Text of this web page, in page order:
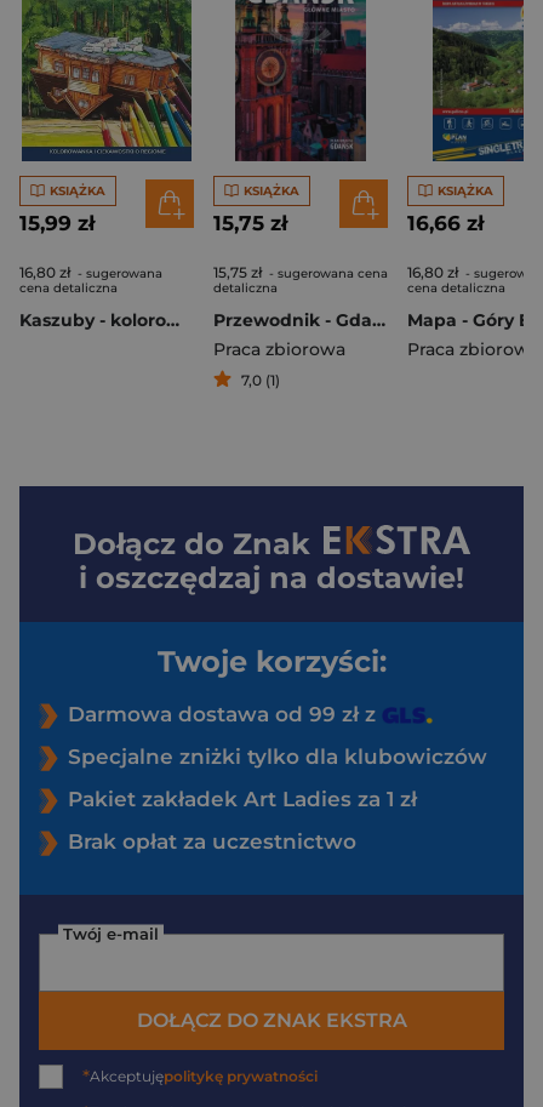
KSIĄŻKA
15,99 zł
16,80 zł - sugerowana
cena detaliczna
Kaszuby - kolorowanka
KSIĄŻKA
15,75 zł
15,75 zł - sugerowana cena
detaliczna
Przewodnik - Gdańsk. Główne miasto
Praca zbiorowa
7,0 (1)
KSIĄŻKA
16,66 zł
16,80 zł -
cena detaliczna
Praca zbiorowa
Dołącz do Znak
i oszczędzaj na dostawie!
Twoje korzyści:
Darmowa dostawa od 99 zł z
Specjalne zniżki tylko dla klubowiczów
Pakiet zakładek Art Ladies za 1 zł
Brak opłat za uczestnictwo
Twój e-mail
DOŁĄCZ DO ZNAK EKSTRA
*Akceptujępolitykę prywatności